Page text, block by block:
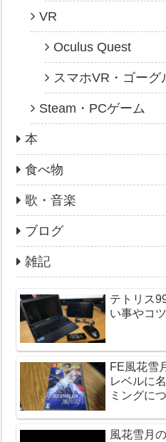
VR
Oculus Quest
スマホVR・ゴーグ
Steam・PCゲーム
本
食べ物
歌・音楽
ブログ
雑記
テトリス
い事やコ
FE風花雪
レベルに
ミングに
風花雪月